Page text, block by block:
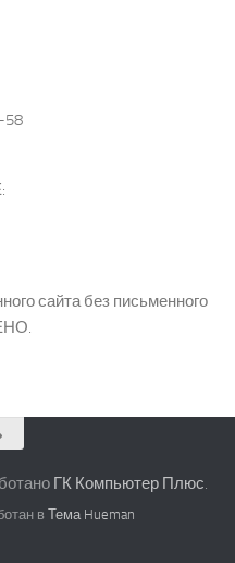
58
сайта без письменного
ГК Компьютер Плюс.
вТема Hueman